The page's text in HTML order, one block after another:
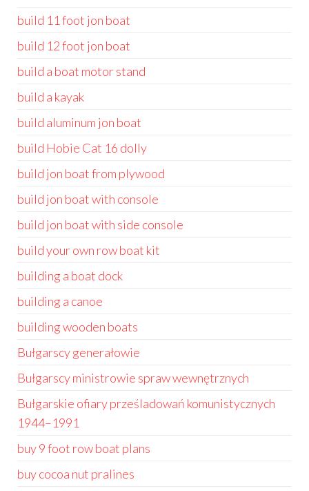
build 11 foot jon boat
build 12 foot jon boat
build a boat motor stand
build a kayak
build aluminum jon boat
build Hobie Cat 16 dolly
build jon boat from plywood
build jon boat with console
build jon boat with side console
build your own row boat kit
building a boat dock
building a canoe
building wooden boats
Bułgarscy generałowie
Bułgarscy ministrowie spraw wewnętrznych
Bułgarskie ofiary prześladowań komunistycznych
1944–1991
buy 9 foot row boat plans
buy cocoa nut pralines